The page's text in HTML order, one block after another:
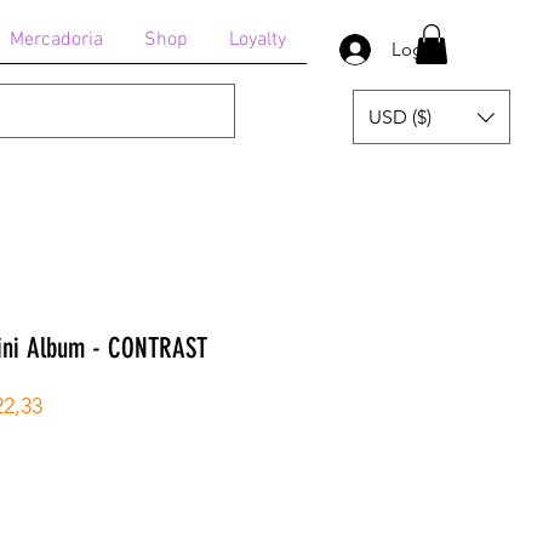
Mercadoria Shop Loyalty Login
USD ($)
Album - CONTRAST
Preço